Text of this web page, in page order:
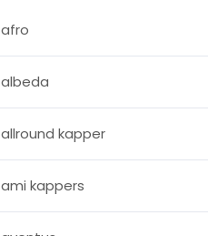
afro
albeda
allround kapper
ami kappers